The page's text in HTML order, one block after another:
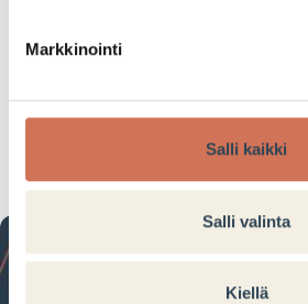
Markkinointi
Salli kaikki
Salli valinta
Kiellä
-30%
Tarjouksen voimassaoloaika: